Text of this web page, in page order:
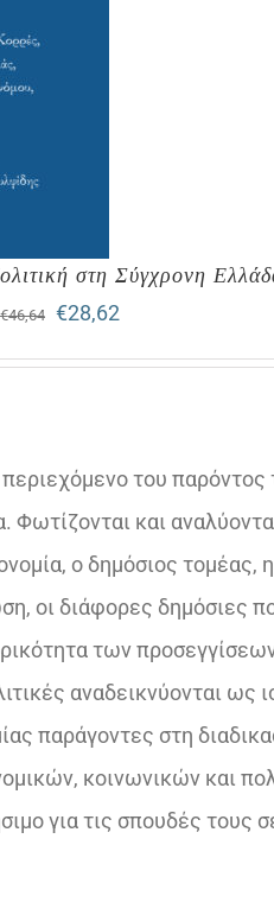
στη Σύγχρονη
€46,64
Original
price
€28,62Η
τρέχουσα
€28,62.
του παρόντος
και
ο δημόσιος τομέας,
οι διάφορες δημόσιες
των
αναδεικνύονται ως
παράγοντες στη
κοινωνικών και
για τις σπουδές τους